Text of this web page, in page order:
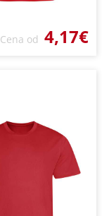
Cena od 4,17€